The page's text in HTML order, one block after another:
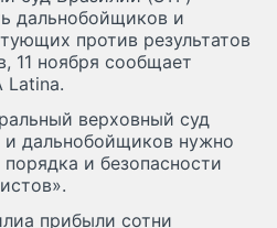
дальнобойщиков и
против результатов
11 ноября сообщает
Latina.
верховный суд
и дальнобойщиков нужно
и безопасности
прибыли сотни